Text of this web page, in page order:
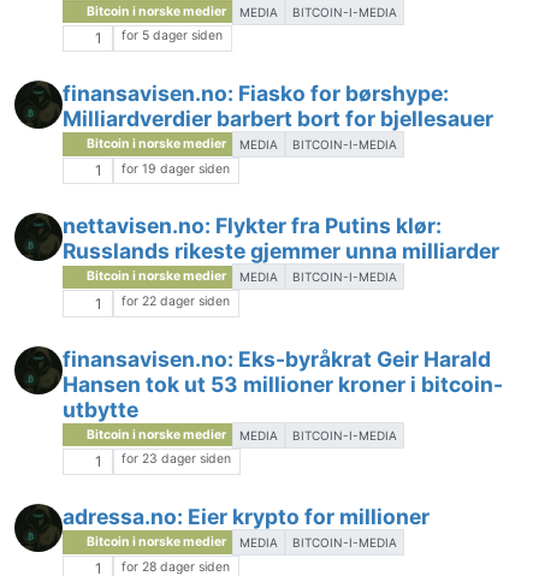
Bitcoin i norske medier MEDIA BITCOIN-I-MEDIA
1 for 5 dager siden
finansavisen.no: Fiasko for børshype:
Milliardverdier barbert bort for bjellesauer
Bitcoin i norske medier MEDIA BITCOIN-I-MEDIA
1 for 19 dager siden
nettavisen.no: Flykter fra Putins klør:
Russlands rikeste gjemmer unna milliarder
Bitcoin i norske medier MEDIA BITCOIN-I-MEDIA
1 for 22 dager siden
finansavisen.no: Eks-byråkrat Geir Harald
Hansen tok ut 53 millioner kroner i bitcoin-
utbytte
Bitcoin i norske medier MEDIA BITCOIN-I-MEDIA
1 for 23 dager siden
adressa.no: Eier krypto for millioner
Bitcoin i norske medier MEDIA BITCOIN-I-MEDIA
1 for 28 dager siden